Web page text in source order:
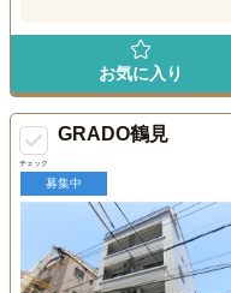
お気に入り
チェック
GRADO鶴見
募集中